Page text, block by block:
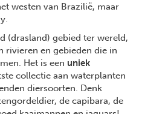
westen van Brazilië, maar
(drasland) gebied ter wereld,
rivieren en gebieden die in
Het is een uniek
collectie aan waterplanten
diersoorten. Denk
de capibara, de